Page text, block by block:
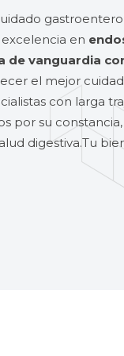
en
vanguardia
el mejor
con larga
por su
digestiva.Tu